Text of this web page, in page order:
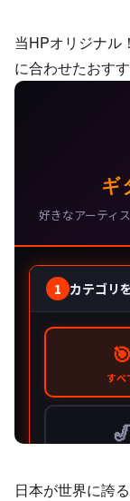
当HPオリジナル
に合わせたおす
日本が世界に誇る